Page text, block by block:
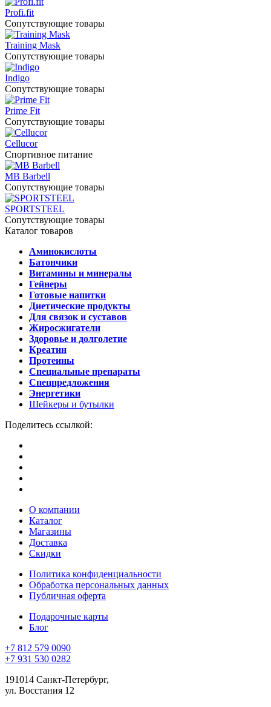
Profi.fit
Сопутствующие товары
Training Mask
Сопутствующие товары
Indigo
Сопутствующие товары
Prime Fit
Сопутствующие товары
Cellucor
Спортивное питание
MB Barbell
Сопутствующие товары
SPORTSTEEL
Сопутствующие товары
Каталог товаров
Аминокислоты
Батончики
Витамины и минералы
Гейнеры
Готовые напитки
Диетические продукты
Для связок и суставов
Жиросжигатели
Здоровье и долголетие
Креатин
Протеины
Специальные препараты
Спецпредложения
Энергетики
Шейкеры и бутылки
Поделитесь ссылкой:
О компании
Каталог
Магазины
Доставка
Скидки
Политика конфиденциальности
Обработка персональных данных
Публичная оферта
Подарочные карты
Блог
+7 812 579 0090
+7 931 530 0282
191014 Санкт-Петербург,
ул. Восстания 12